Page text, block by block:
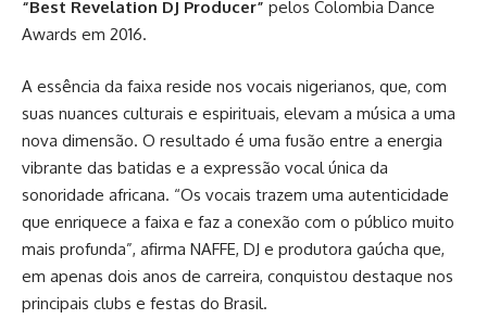
“Best Revelation DJ Producer” pelos Colombia Dance
Awards em 2016.
A essência da faixa reside nos vocais nigerianos, que, com
suas nuances culturais e espirituais, elevam a música a uma
nova dimensão. O resultado é uma fusão entre a energia
vibrante das batidas e a expressão vocal única da
sonoridade africana. “Os vocais trazem uma autenticidade
que enriquece a faixa e faz a conexão com o público muito
mais profunda”, afirma NAFFE, DJ e produtora gaúcha que,
em apenas dois anos de carreira, conquistou destaque nos
principais clubs e festas do Brasil.